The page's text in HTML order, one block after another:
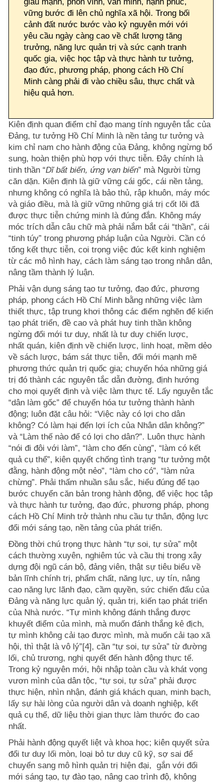
vững bước đi lên chủ nghĩa xã hội. Trong bối
cảnh đất nước bước vào kỷ nguyên mới với
yêu cầu ngày càng cao về chất lượng tăng
trưởng, năng lực quản trị và sức cạnh tranh
quốc gia, việc học tập và thực hành tư tưởng,
đạo đức, phương pháp, phong cách Hồ Chí
Minh càng phải đi vào chiều sâu, thực chất và
hiệu quả hơn.
Kiên định quan điểm chỉ đạo mang tính nguyên tắc của
Đảng, tư tưởng Hồ Chí Minh là nền tảng tư tưởng và
kim chỉ nam cho hành động của Đảng, không ngừng bổ
sung, hoàn thiện phù hợp với thực tiễn. Đây chính là
tinh thần “Dĩ bất biến, ứng vạn biến” mà Người từng
căn dặn. Kiên định là giữ vững cái gốc, cái nền tảng,
nhưng không có nghĩa là bảo thủ, rập khuôn, máy móc
và giáo điều, mà là giữ vững những giá trị cốt lõi đã
được thực tiễn chứng minh là đúng đắn. Không máy
móc trích dẫn câu chữ mà phải nắm bắt cái “thần”, cái
“tinh túy” trong phương pháp luận của Người. Cần có
tổng kết thực tiễn, coi trọng việc đúc kết kinh nghiệm
từ các mô hình hay, cách làm sáng tạo trong nhân dân,
nâng tầm thành lý luận.
Phải vận dụng sáng tạo tư tưởng, đạo đức, phương
pháp, phong cách Hồ Chí Minh bằng những việc làm
thiết thực, tập trung khơi thông các điểm nghẽn để kiến
tạo phát triển, đề cao và phát huy tinh thần không
ngừng đổi mới tư duy, nhất là tư duy chiến lược,
nhất quán, kiên định về chiến lược, linh hoạt, mềm dẻo
về sách lược, bám sát thực tiễn, đổi mới mạnh mẽ
phương thức quản trị quốc gia; chuyển hóa những giá
trị đó thành các nguyên tắc dẫn đường, định hướng
cho mọi quyết định và việc làm thực tế. Lấy nguyên tắc
“dân làm gốc” để chuyển hóa tư tưởng thành hành
động; luôn đặt câu hỏi: “Việc này có lợi cho dân
không? Có làm hại đến lợi ích của Nhân dân không?”
và “Làm thế nào để có lợi cho dân?”. Luôn thực hành
“nói đi đôi với làm”, “làm cho đến cùng”, “làm có kết
quả cụ thể”, kiên quyết chống tình trạng “tư tưởng một
đằng, hành động một nẻo”, “làm cho có”, “làm nửa
chừng”. Phải thấm nhuần sâu sắc, hiểu đúng để tạo
bước chuyển căn bản trong hành động, để việc học tập
và thực hành tư tưởng, đạo đức, phương pháp, phong
cách Hồ Chí Minh trở thành nhu cầu tự thân, động lực
đổi mới sáng tạo, nền tảng của phát triển.
Đồng thời chú trọng thực hành “tự soi, tự sửa” một
cách thường xuyên, nghiêm túc và cầu thị trong xây
dựng đội ngũ cán bộ, đảng viên, thật sự tiêu biểu về
bản lĩnh chính trị, phẩm chất, năng lực, uy tín, nâng
cao năng lực lãnh đạo, cầm quyền, sức chiến đấu của
Đảng và năng lực quản lý, quản trị, kiến tạo phát triển
của Nhà nước. “Tự mình không đánh thắng được
khuyết điểm của mình, mà muốn đánh thắng kẻ địch,
tự mình không cải tạo được mình, mà muốn cải tạo xã
hội, thì thật là vô lý”[4], cần “tự soi, tự sửa” từ đường
lối, chủ trương, nghị quyết đến hành động thực tế.
Trong kỷ nguyên mới, hội nhập toàn cầu và khát vọng
vươn mình của dân tộc, “tự soi, tự sửa” phải được
thực hiện, nhìn nhận, đánh giá khách quan, minh bạch,
lấy sự hài lòng của người dân và doanh nghiệp, kết
quả cụ thể, dữ liệu thời gian thực làm thước đo cao
nhất.
Phải hành động quyết liệt và khoa học; kiên quyết sửa
đổi tư duy lối mòn, loại bỏ tư duy cũ kỹ, sợ sai để
chuyển sang mô hình quản trị hiện đại, gắn với đổi
mới sáng tạo, tự đào tạo, nâng cao trình độ, không